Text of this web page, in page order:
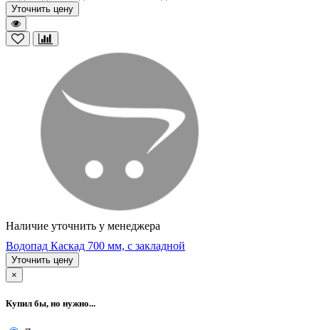
Уточнить цену
Наличие уточнить у менеджера
Водопад Каскад 700 мм, с закладной
Уточнить цену
×
Купил бы, но нужно...